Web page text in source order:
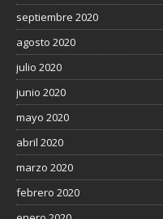
septiembre 2020
agosto 2020
julio 2020
junio 2020
mayo 2020
abril 2020
marzo 2020
febrero 2020